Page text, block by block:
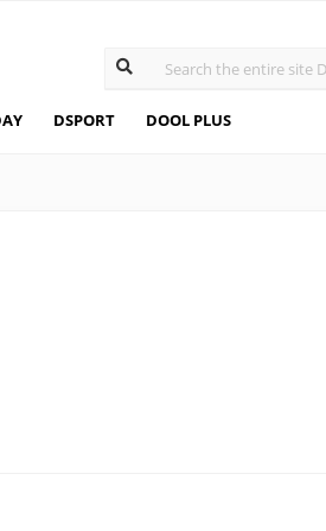
DSPORT DOOL PLUS